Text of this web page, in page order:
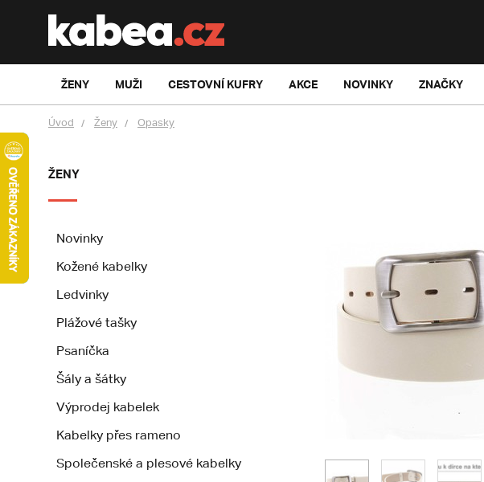
ŽENY MUŽI CESTOVNÍ KUFRY AKCE NOVINKY ZNAČKY
Úvod Ženy Opasky
ŽENY
Novinky
Kožené kabelky
Ledvinky
Plážové tašky
Psaníčka
Šály a šátky
Výprodej kabelek
Kabelky přes rameno
Společenské a plesové kabelky